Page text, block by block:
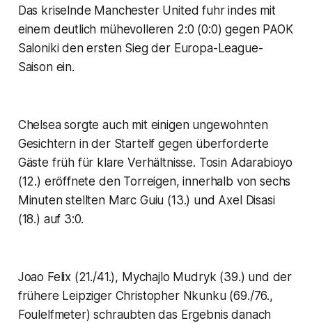
Das kriselnde Manchester United fuhr indes mit
einem deutlich mühevolleren 2:0 (0:0) gegen PAOK
Saloniki den ersten Sieg der Europa-League-
Saison ein.
Chelsea sorgte auch mit einigen ungewohnten
Gesichtern in der Startelf gegen überforderte
Gäste früh für klare Verhältnisse. Tosin Adarabioyo
(12.) eröffnete den Torreigen, innerhalb von sechs
Minuten stellten Marc Guiu (13.) und Axel Disasi
(18.) auf 3:0.
Joao Felix (21./41.), Mychajlo Mudryk (39.) und der
frühere Leipziger Christopher Nkunku (69./76.,
Foulelfmeter) schraubten das Ergebnis danach